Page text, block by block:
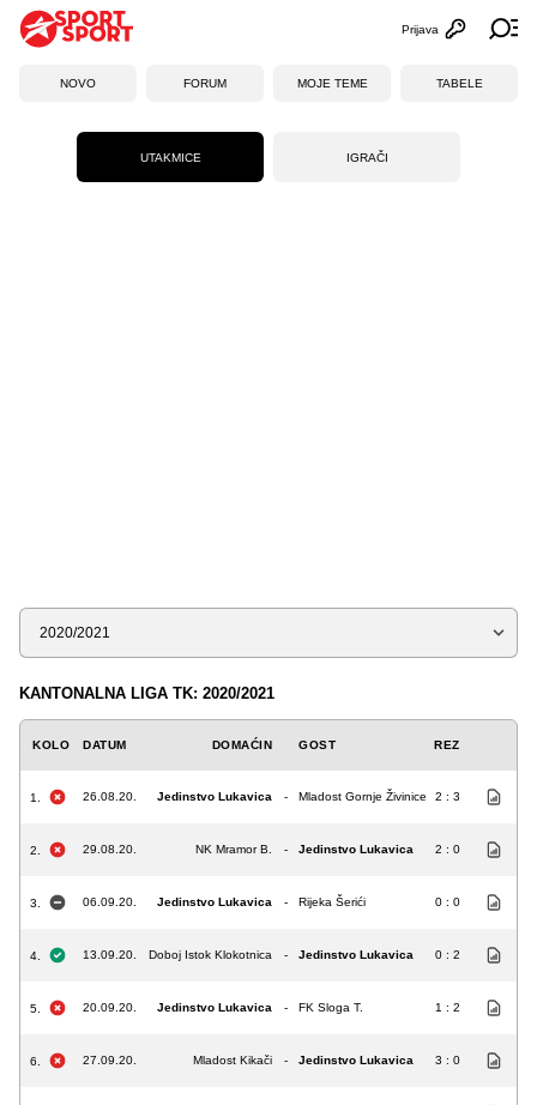
Otvori
Prijava
NOVO FORUM MOJE TEME TABELE
UTAKMICE IGRAČI
Sezona
KANTONALNA LIGA TK: 2020/2021
KOLO DATUM DOMAĆIN GOST REZ
1. 26.08.20. Jedinstvo Lukavica - Mladost Gornje Živinice 2 : 3
2. 29.08.20. NK Mramor B. - Jedinstvo Lukavica 2 : 0
3. 06.09.20. Jedinstvo Lukavica - Rijeka Šerići 0 : 0
4. 13.09.20. Doboj Istok Klokotnica - Jedinstvo Lukavica 0 : 2
5. 20.09.20. Jedinstvo Lukavica - FK Sloga T. 1 : 2
6. 27.09.20. Mladost Kikači - Jedinstvo Lukavica 3 : 0